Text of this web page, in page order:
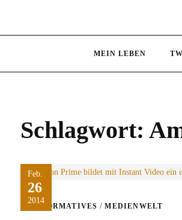
MEIN LEBEN
Schlagwort:
Feb.
26
2014
INFORMATIVES /MEDIENWELT